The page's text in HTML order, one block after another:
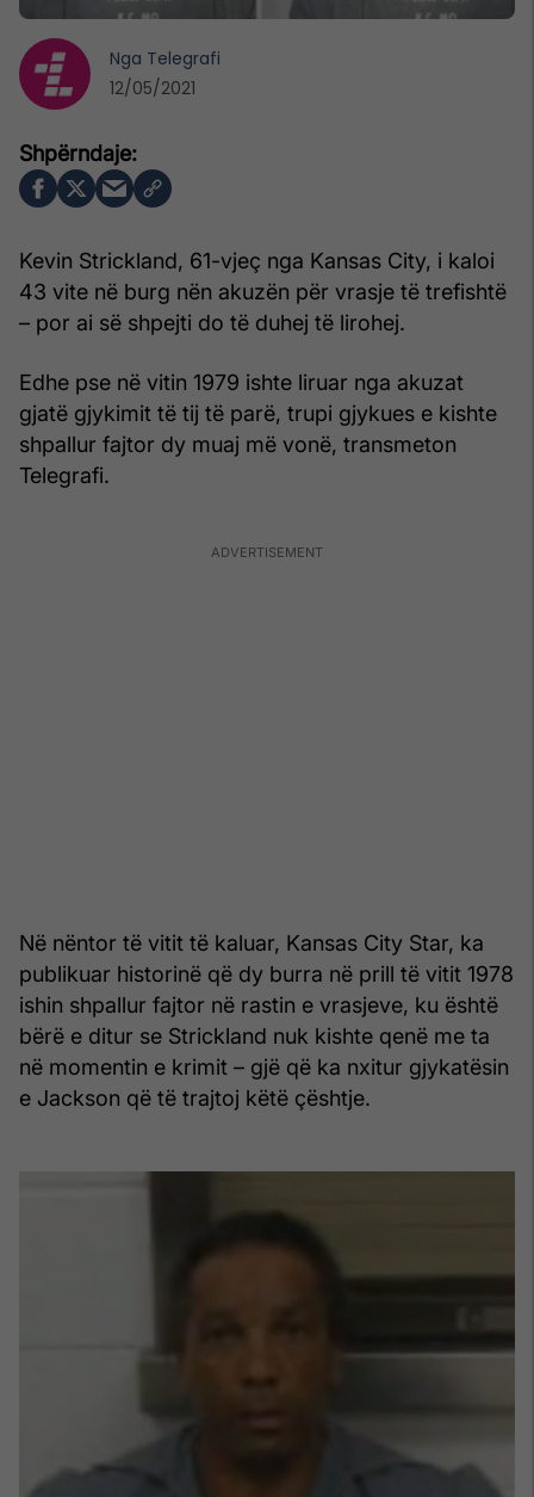
Kevin Strickland, 61-vjeç nga Kansas City, i kaloi
43 vite në burg nën akuzën për vrasje të trefishtë
– por ai së shpejti do të duhej të lirohej.
Edhe pse në vitin 1979 ishte liruar nga akuzat
gjatë gjykimit të tij të parë, trupi gjykues e kishte
shpallur fajtor dy muaj më vonë, transmeton
Telegrafi.
Në nëntor të vitit të kaluar, Kansas City Star, ka
publikuar historinë që dy burra në prill të vitit 1978
ishin shpallur fajtor në rastin e vrasjeve, ku është
bërë e ditur se Strickland nuk kishte qenë me ta
në momentin e krimit – gjë që ka nxitur gjykatësin
e Jackson që të trajtoj këtë çështje.
Nga Telegrafi
12/05/2021